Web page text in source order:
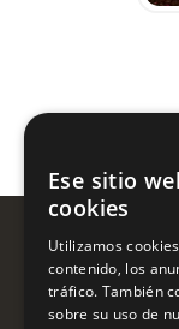
Ese sitio
cookies
Utilizamos
contenido, los
tráfico. También
sobre su uso de